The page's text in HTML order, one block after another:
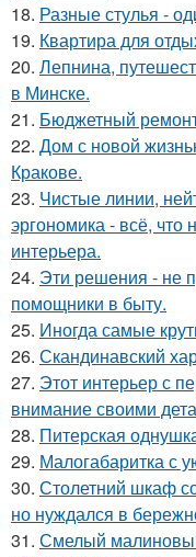
18. Разные стулья -
19. Квартира для
20. Лепнина,
в Минске.
21. Бюджетный
22. Дом с новой
Кракове.
23. Чистые линии,
эргономика - всё,
интерьера.
24. Эти решения - не
помощники в быту.
25. Иногда самые
26. Скандинавский
27. Этот интерьер с
внимание своими
28. Питерская
29. Малогабаритка с
30. Столетний шкаф
но нуждался в
31. Смелый